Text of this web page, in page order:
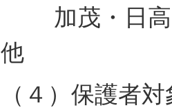
加茂・日高
他
（４）保護者